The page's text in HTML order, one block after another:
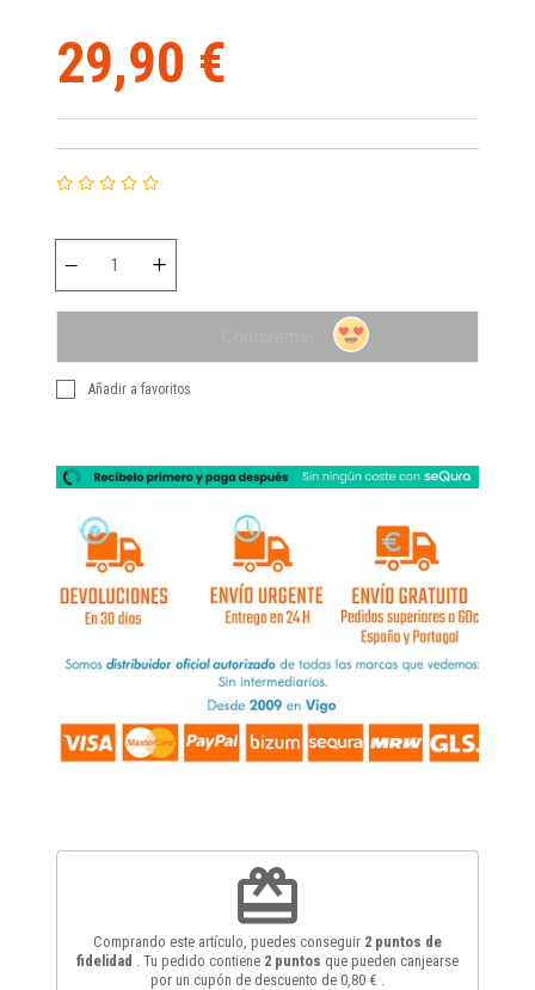
29,90 €
Añadir a favoritos
redeem
Comprando este artículo, puedes conseguir 2 puntos de
fidelidad
. Tu pedido contiene 2 puntos que pueden canjearse
por un cupón de descuento de 0,80 €